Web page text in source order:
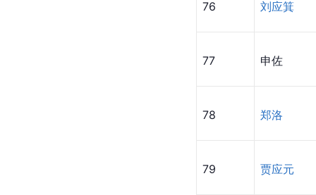
76 刘应箕
77 申佐
78 郑洛
79 贾应元